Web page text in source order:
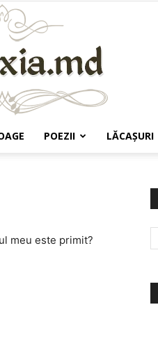
POEZII LĂCAŞURI
meu este primit?